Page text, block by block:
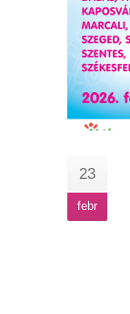
23
febr